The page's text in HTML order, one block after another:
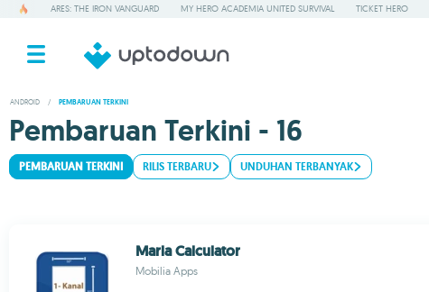
ARES: THE IRON VANGUARD MY HERO ACADEMIA UNITED SURVIVAL TICKET HERO
ANDROID / PEMBARUAN TERKINI
Pembaruan Terkini - 16
PEMBARUAN TERKINI RILIS TERBARU UNDUHAN TERBANYAK
Marla Calculator
Mobilia Apps